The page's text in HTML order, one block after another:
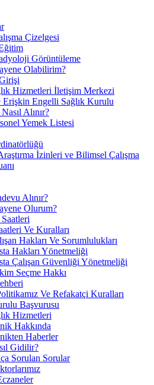
Çizelgesi
Görüntüleme
Olabilirim?
Hizmetleri İletişim Merkezi
Erişkin Engelli Sağlık Kurulu
Alınır?
Yemek Listesi
İzinleri ve Bilimsel Çalışma
Alınır?
Olurum?
Ve Kuralları
Hakları Ve Sorumlulukları
Hakları Yönetmeliği
Çalışan Güvenliği Yönetmeliği
Seçme Hakkı
Ve Refakatçi Kuralları
Başvurusu
Hizmetleri
Hakkında
Haberler
Gidilir?
Sorulan Sorular